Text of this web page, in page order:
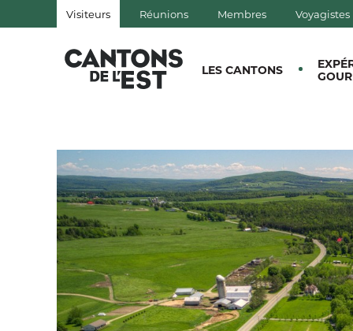
Visiteurs Réunions Membres Voyagistes
LES CANTONS